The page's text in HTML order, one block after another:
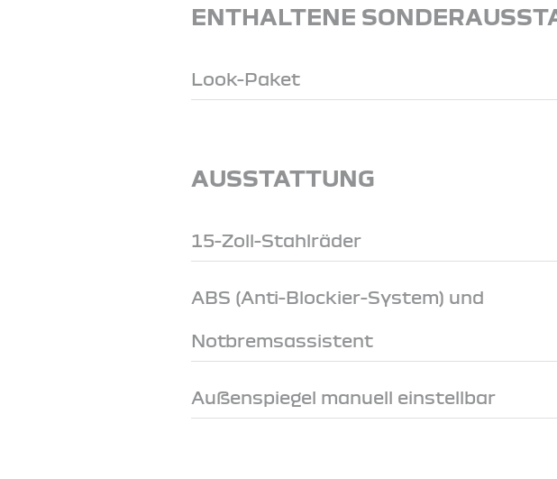
ENTHALTENE
Look-Paket
AUSSTATTUNG
15-Zoll-Stahlräder
ABS (Anti-Blockier-System) und
Notbremsassistent
Außenspiegel manuell einstellbar